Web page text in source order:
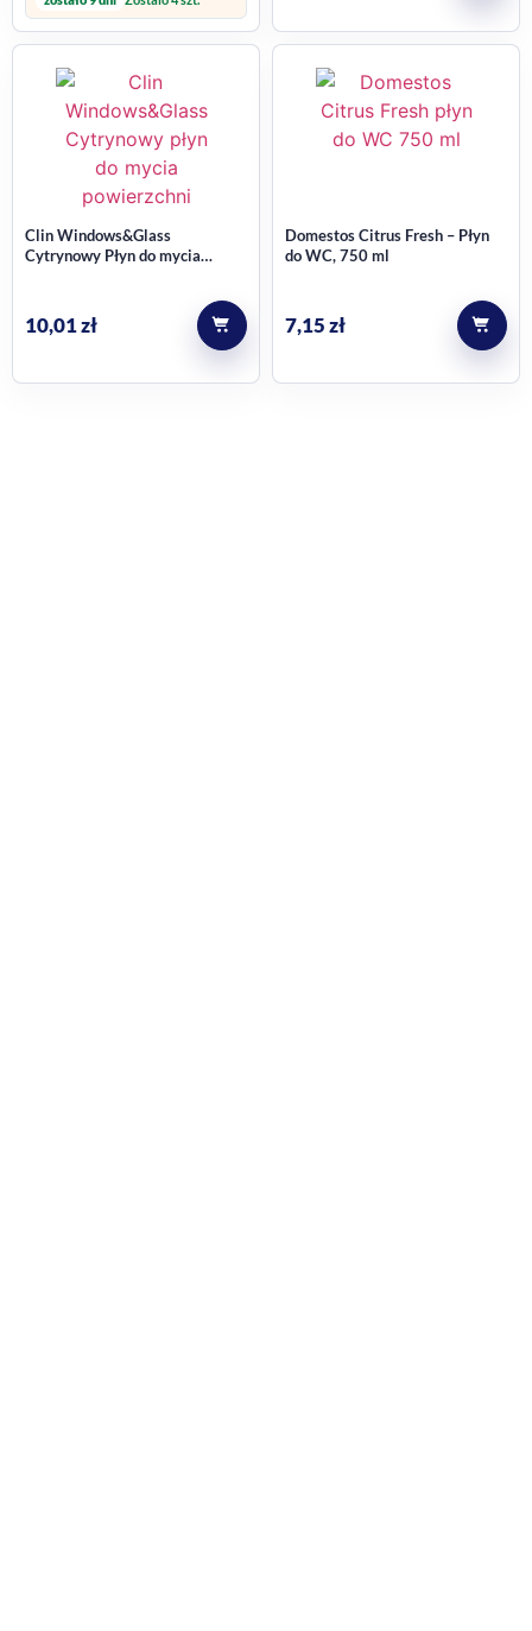
Clin Windows&Glass
Cytrynowy Płyn do mycia
10,01zł
Domestos Citrus Fresh – Płyn
do WC, 750 ml
7,15zł